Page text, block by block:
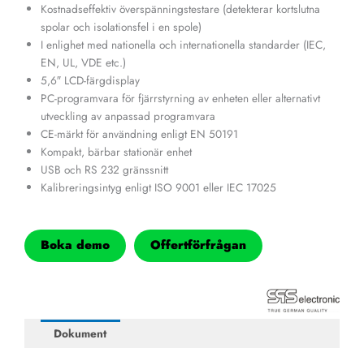
Kostnadseffektiv överspänningstestare (detekterar kortslutna
spolar och isolationsfel i en spole)
I enlighet med nationella och internationella standarder (IEC,
EN, UL, VDE etc.)
5,6″ LCD-färgdisplay
PC-programvara för fjärrstyrning av enheten eller alternativt
utveckling av anpassad programvara
CE-märkt för användning enligt EN 50191
Kompakt, bärbar stationär enhet
USB och RS 232 gränssnitt
Kalibreringsintyg enligt ISO 9001 eller IEC 17025
Boka demo Offertförfrågan
Dokument